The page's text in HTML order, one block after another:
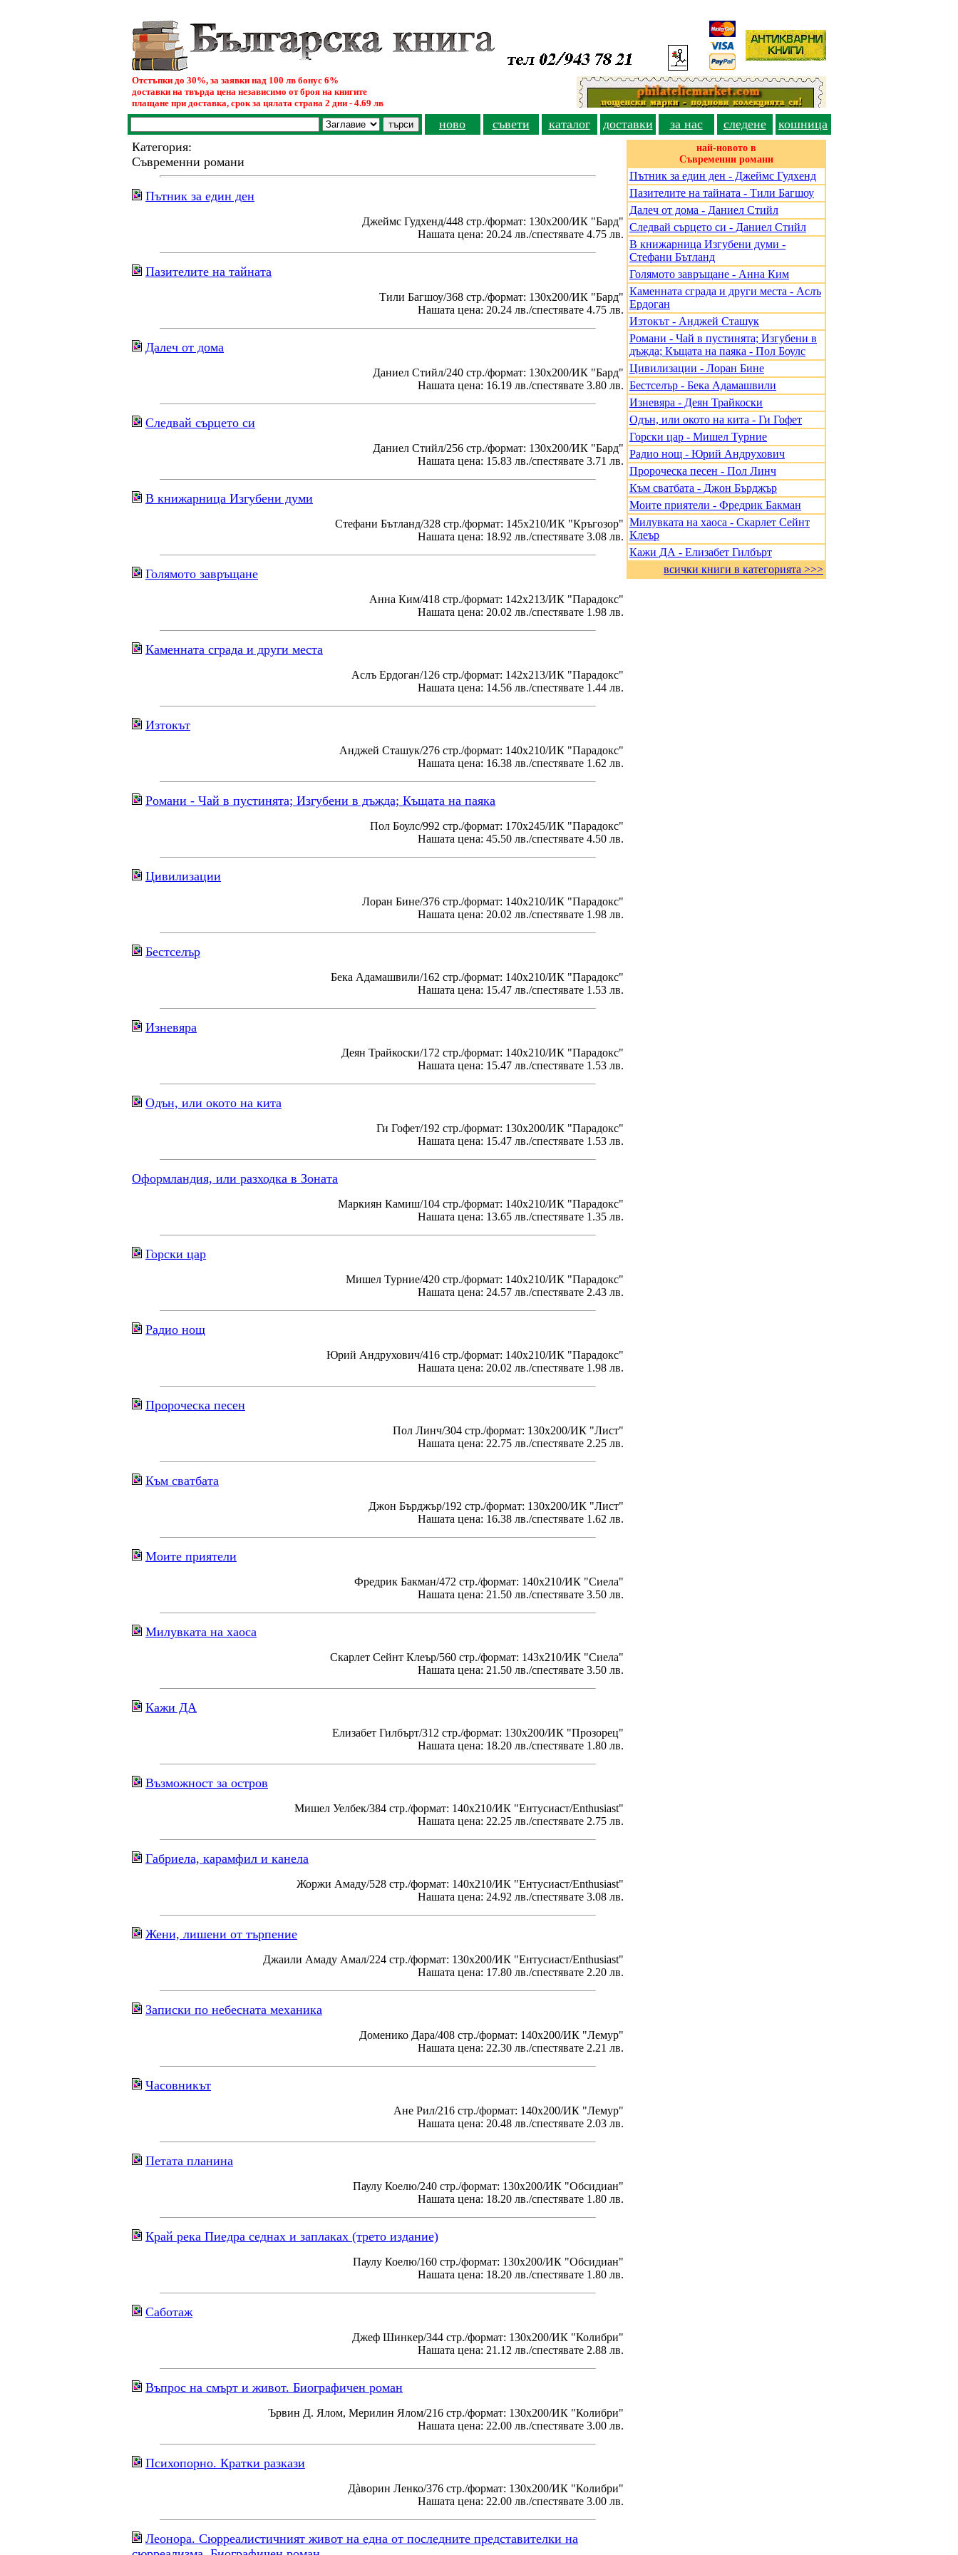
Отстъпки до 30%, за заявки над 100 лв бонус 6%
доставки на твърда цена независимо от броя на книгите
плащане при доставка, срок за цялата страна 2 дни - 4.69 лв
ново съвети каталог доставки за нас следене
кошница
Категория:
Съвременни романи
Пътник за един ден
Джеймс Гудхенд/448 стр./формат: 130х200/ИК "Бард"
Нашата цена: 20.24 лв./спестявате 4.75 лв.
Пазителите на тайната
Тили Багшоу/368 стр./формат: 130х200/ИК "Бард"
Нашата цена: 20.24 лв./спестявате 4.75 лв.
Далеч от дома
Даниел Стийл/240 стр./формат: 130х200/ИК "Бард"
Нашата цена: 16.19 лв./спестявате 3.80 лв.
Следвай сърцето си
Даниел Стийл/256 стр./формат: 130х200/ИК "Бард"
Нашата цена: 15.83 лв./спестявате 3.71 лв.
В книжарница Изгубени думи
Стефани Бътланд/328 стр./формат: 145х210/ИК "Кръгозор"
Нашата цена: 18.92 лв./спестявате 3.08 лв.
Голямото завръщане
Анна Ким/418 стр./формат: 142х213/ИК "Парадокс"
Нашата цена: 20.02 лв./спестявате 1.98 лв.
Каменната сграда и други места
Аслъ Ердоган/126 стр./формат: 142х213/ИК "Парадокс"
Нашата цена: 14.56 лв./спестявате 1.44 лв.
Изтокът
Анджей Сташук/276 стр./формат: 140х210/ИК "Парадокс"
Нашата цена: 16.38 лв./спестявате 1.62 лв.
Романи - Чай в пустинята; Изгубени в дъжда; Къщата на паяка
Пол Боулс/992 стр./формат: 170х245/ИК "Парадокс"
Нашата цена: 45.50 лв./спестявате 4.50 лв.
Цивилизации
Лоран Бине/376 стр./формат: 140х210/ИК "Парадокс"
Нашата цена: 20.02 лв./спестявате 1.98 лв.
Бестселър
Бека Адамашвили/162 стр./формат: 140х210/ИК "Парадокс"
Нашата цена: 15.47 лв./спестявате 1.53 лв.
Изневяра
Деян Трайкоски/172 стр./формат: 140х210/ИК "Парадокс"
Нашата цена: 15.47 лв./спестявате 1.53 лв.
Одън, или окото на кита
Ги Гофет/192 стр./формат: 130х200/ИК "Парадокс"
Нашата цена: 15.47 лв./спестявате 1.53 лв.
Оформландия, или разходка в Зоната
Маркиян Камиш/104 стр./формат: 140х210/ИК "Парадокс"
Нашата цена: 13.65 лв./спестявате 1.35 лв.
Горски цар
Мишел Турние/420 стр./формат: 140х210/ИК "Парадокс"
Нашата цена: 24.57 лв./спестявате 2.43 лв.
Радио нощ
Юрий Андрухович/416 стр./формат: 140х210/ИК "Парадокс"
Нашата цена: 20.02 лв./спестявате 1.98 лв.
Пророческа песен
Пол Линч/304 стр./формат: 130x200/ИК "Лист"
Нашата цена: 22.75 лв./спестявате 2.25 лв.
Към сватбата
Джон Бърджър/192 стр./формат: 130x200/ИК "Лист"
Нашата цена: 16.38 лв./спестявате 1.62 лв.
Моите приятели
Фредрик Бакман/472 стр./формат: 140х210/ИК "Сиела"
Нашата цена: 21.50 лв./спестявате 3.50 лв.
Милувката на хаоса
Скарлет Сейнт Клеър/560 стр./формат: 143х210/ИК "Сиела"
Нашата цена: 21.50 лв./спестявате 3.50 лв.
Кажи ДА
Елизабет Гилбърт/312 стр./формат: 130x200/ИК "Прозорец"
Нашата цена: 18.20 лв./спестявате 1.80 лв.
Възможност за остров
Мишел Уелбек/384 стр./формат: 140х210/ИК "Ентусиаст/Enthusiast"
Нашата цена: 22.25 лв./спестявате 2.75 лв.
Габриела, карамфил и канела
Жоржи Амаду/528 стр./формат: 140х210/ИК "Ентусиаст/Enthusiast"
Нашата цена: 24.92 лв./спестявате 3.08 лв.
Жени, лишени от търпение
Джаили Амаду Амал/224 стр./формат: 130x200/ИК "Ентусиаст/Enthusiast"
Нашата цена: 17.80 лв./спестявате 2.20 лв.
Записки по небесната механика
Доменико Дара/408 стр./формат: 140х200/ИК "Лемур"
Нашата цена: 22.30 лв./спестявате 2.21 лв.
Часовникът
Ане Рил/216 стр./формат: 140х200/ИК "Лемур"
Нашата цена: 20.48 лв./спестявате 2.03 лв.
Петата планина
Паулу Коелю/240 стр./формат: 130x200/ИК "Обсидиан"
Нашата цена: 18.20 лв./спестявате 1.80 лв.
Край река Пиедра седнах и заплаках (трето издание)
Паулу Коелю/160 стр./формат: 130x200/ИК "Обсидиан"
Нашата цена: 18.20 лв./спестявате 1.80 лв.
Саботаж
Джеф Шинкер/344 стр./формат: 130x200/ИК "Колибри"
Нашата цена: 21.12 лв./спестявате 2.88 лв.
Въпрос на смърт и живот. Биографичен роман
Ървин Д. Ялом, Мерилин Ялом/216 стр./формат: 130x200/ИК "Колибри"
Нашата цена: 22.00 лв./спестявате 3.00 лв.
Психопорно. Кратки разкази
Дàворин Ленко/376 стр./формат: 130x200/ИК "Колибри"
Нашата цена: 22.00 лв./спестявате 3.00 лв.
Леонора. Сюрреалистичният живот на една от последните представителки на
най-новото в
Съвременни романи
Пътник за един ден - Джеймс Гудхенд
Пазителите на тайната - Тили Багшоу
Далеч от дома - Даниел Стийл
Следвай сърцето си - Даниел Стийл
В книжарница Изгубени думи -
Стефани Бътланд
Голямото завръщане - Анна Ким
Каменната сграда и други места - Аслъ
Ердоган
Изтокът - Анджей Сташук
Романи - Чай в пустинята; Изгубени в
дъжда; Къщата на паяка - Пол Боулс
Цивилизации - Лоран Бине
Бестселър - Бека Адамашвили
Изневяра - Деян Трайкоски
Одън, или окото на кита - Ги Гофет
Горски цар - Мишел Турние
Радио нощ - Юрий Андрухович
Пророческа песен - Пол Линч
Към сватбата - Джон Бърджър
Моите приятели - Фредрик Бакман
Милувката на хаоса - Скарлет Сейнт
Клеър
Кажи ДА - Елизабет Гилбърт
всички книги в категорията >>>